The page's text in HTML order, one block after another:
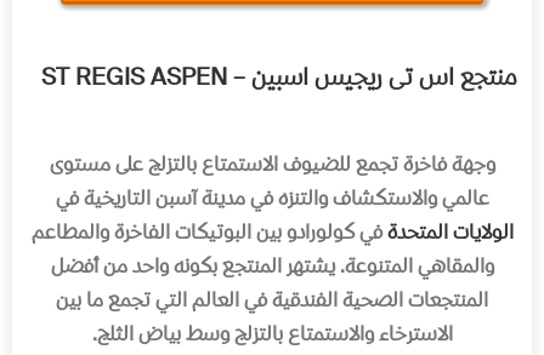
منتجع اس تى ريجيس اسبين – ST REGIS ASPEN
وجهة فاخرة تجمع للضيوف الاستمتاع بالتزلج على مستوى
عالمي والاستكشاف والتنزه في مدينة آسبن التاريخية في
الولايات المتحدةفي كولورادو بين البوتيكات الفاخرة والمطاعم
والمقاهي المتنوعة. يشتهر المنتجع بكونه واحد من أفضل
المنتجعات الصحية الفندقية في العالم التي تجمع ما بين
الاسترخاء والاستمتاع بالتزلج وسط بياض الثلج.